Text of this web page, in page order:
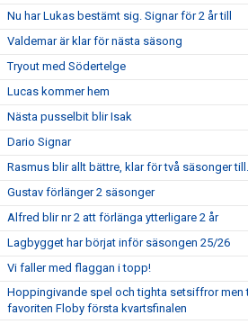
Nu har Lukas bestämt sig. Signar för 2 år till
Valdemar är klar för nästa säsong
Tryout med Södertelge
Lucas kommer hem
Nästa pusselbit blir Isak
Dario Signar
Rasmus blir allt bättre, klar för två säsonger till.
Gustav förlänger 2 säsonger
Alfred blir nr 2 att förlänga ytterligare 2 år
Lagbygget har börjat inför säsongen 25/26
Vi faller med flaggan i topp!
Hoppingivande spel och tighta setsiffror men
favoriten Floby första kvartsfinalen